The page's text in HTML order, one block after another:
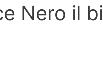
Nero il